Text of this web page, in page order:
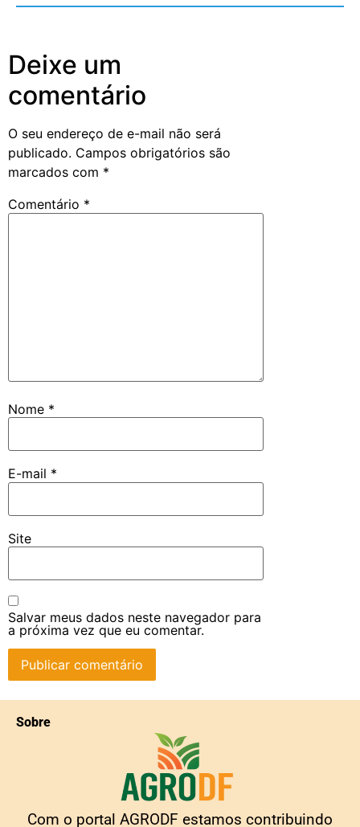
Deixe um
comentário
O seu endereço de e-mail não será
publicado. Campos obrigatórios são
marcados com *
Comentário *
Nome *
E-mail *
Site
Salvar meus dados neste navegador para
a próxima vez que eu comentar.
Sobre
Com o portal AGRODF estamos contribuindo